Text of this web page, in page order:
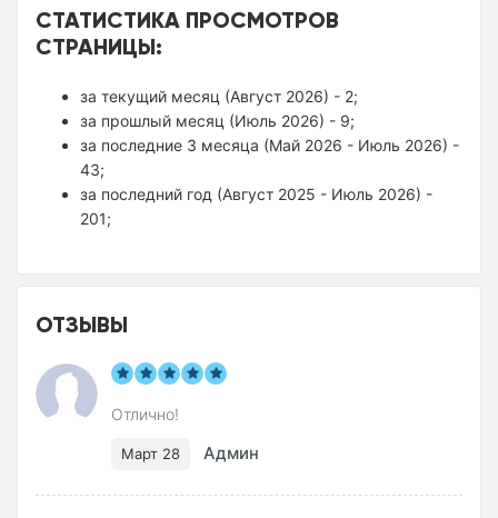
СТАТИСТИКА ПРОСМОТРОВ
СТРАНИЦЫ:
за текущий месяц (Август 2026) - 2;
за прошлый месяц (Июль 2026) - 9;
за последние 3 месяца (Май 2026 - Июль 2026) -
43;
за последний год (Август 2025 - Июль 2026) -
201;
ОТЗЫВЫ
Отлично!
Март 28 Админ